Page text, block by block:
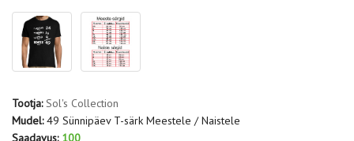
Tootja: Sol's Collection
Mudel: 49 Sünnipäev T-särk Meestele / Naistele
Saadavus: 100